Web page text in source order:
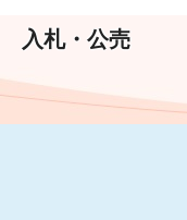
文
入札・公売